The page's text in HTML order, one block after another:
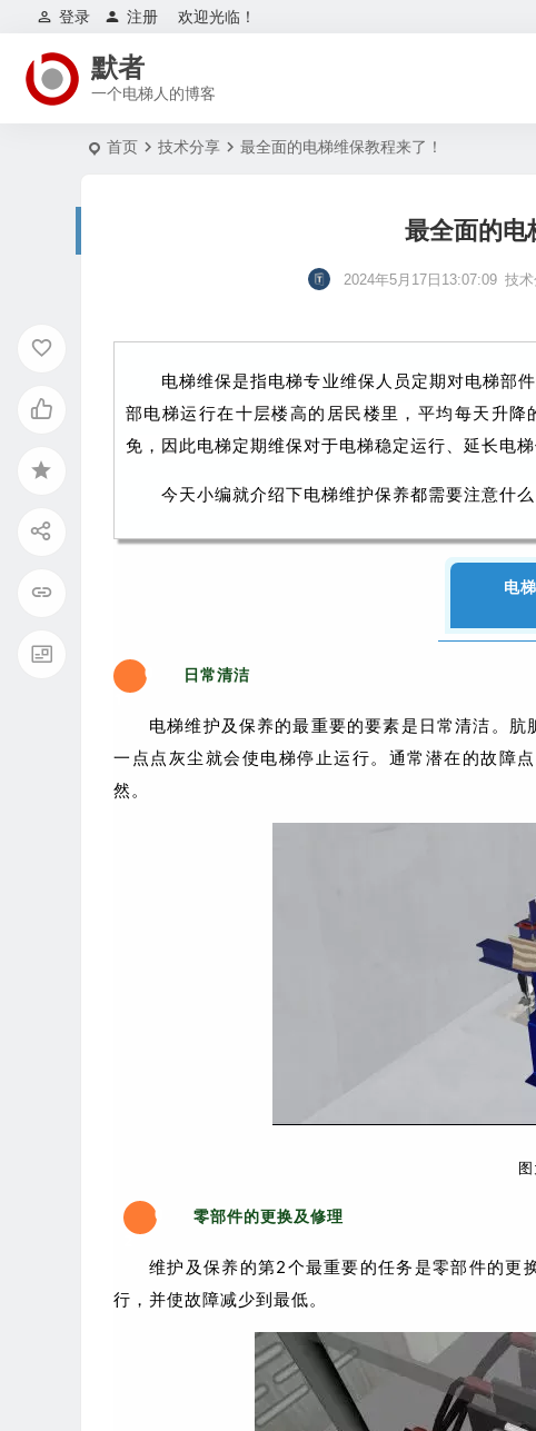
欢迎光临！
登录 注册
默者
一个电梯人的博客
首页 技术分享 最全面的电梯维保教程来了！
最全面的电
2024年5月17日13:07:09 技
电梯维保是指电梯专业维保人员定期对电梯部
部电梯运行在十层楼高的居民楼里，平均每天升
免，因此电梯定期维保对于电梯稳定运行、延长电梯
今天小编就介绍下电梯维护保养都需要注意什
电
0
1
日常清洁
电梯维护及保养的最重要的要素是日常清洁。
一点点灰尘就会使电梯停止运行。通常潜在的故障
然。
0
2
零部件的更换及修理
维护及保养的第2个最重要的任务是零部件的更
行，并使故障减少到最低。